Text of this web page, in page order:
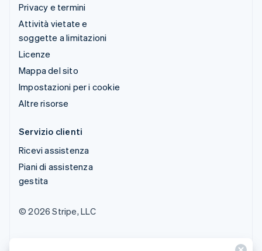
Privacy e termini
Attività vietate e
soggette a limitazioni
Licenze
Mappa del sito
Impostazioni per i cookie
Altre risorse
Servizio clienti
Ricevi assistenza
Piani di assistenza
gestita
© 2026 Stripe, LLC